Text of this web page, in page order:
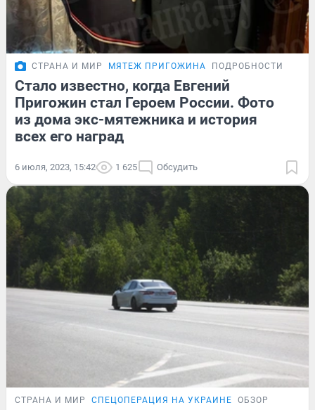
СТРАНА И МИР МЯТЕЖ ПРИГОЖИНА ПОДРОБНОСТИ
Стало известно, когда Евгений
Пригожин стал Героем России. Фото
из дома экс-мятежника и история
всех его наград
6 июля, 2023, 15:42 1 625 Обсудить
СТРАНА И МИР СПЕЦОПЕРАЦИЯ НА УКРАИНЕ ОБЗОР